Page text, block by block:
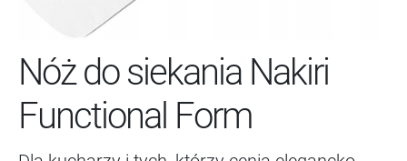
Nóż do siekania Nakiri
Functional Form